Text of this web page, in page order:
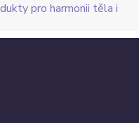
pro harmonii těla i